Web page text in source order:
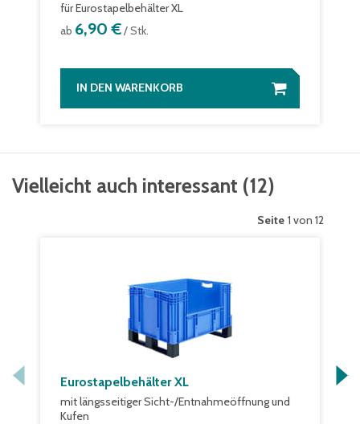
für Eurostapelbehälter XL
ab 6,90 €/ Stk.
IN DEN WARENKORB
Vielleicht auch interessant (12)
Seite 1 von 12
Eurostapelbehälter XL
mit längsseitiger Sicht-/Entnahmeöffnung und
Kufen